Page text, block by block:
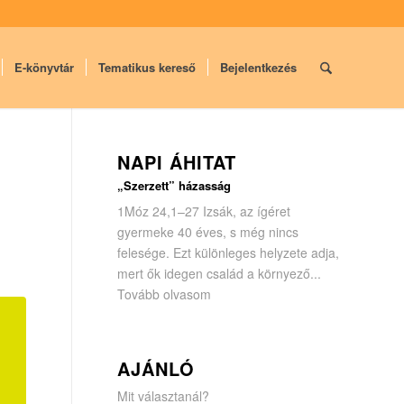
E-könyvtár Tematikus kereső Bejelentkezés
NAPI ÁHITAT
„Szerzett” házasság
1Móz 24,1–27 Izsák, az ígéret
gyermeke 40 éves, s még nincs
felesége. Ezt különleges helyzete adja,
mert ők idegen család a környező...
Tovább olvasom
AJÁNLÓ
Mit választanál?